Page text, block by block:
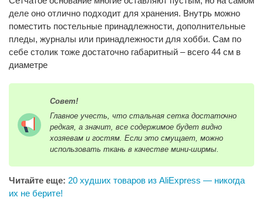
деле оно отлично подходит для хранения. Внутрь можно
поместить постельные принадлежности, дополнительные
пледы, журналы или принадлежности для хобби. Сам по
себе столик тоже достаточно габаритный – всего 44 см в
диаметре
Совет!
Главное учесть, что стальная сетка достаточно
редкая, а значит, все содержимое будет видно
хозяевам и гостям. Если это смущает, можно
использовать ткань в качестве мини-ширмы.
Читайте еще: 20 худших товаров из AliExpress — никогда
их не берите!